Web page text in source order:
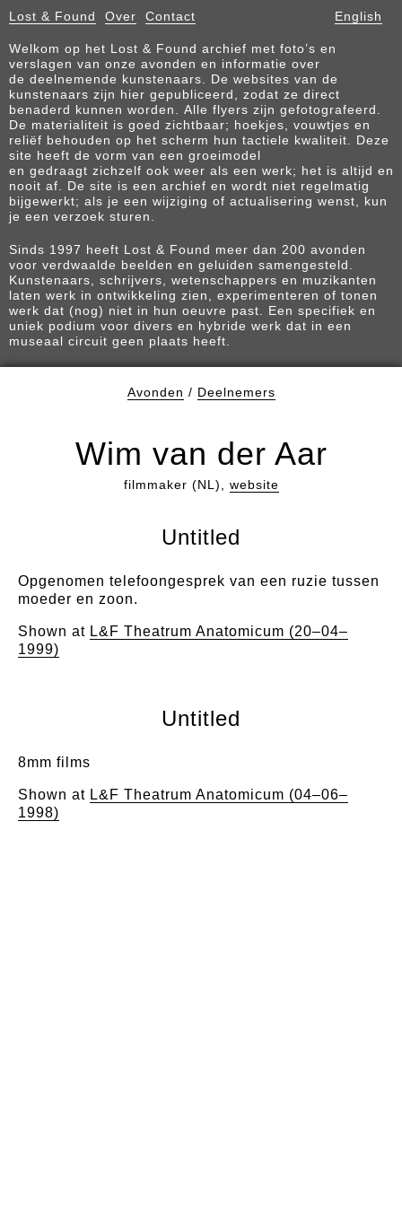
Lost & Found Over Contact English
Welkom op het Lost & Found archief met foto’s en
verslagen van onze avonden en informatie over
de deelnemende kunstenaars. De websites van de
kunstenaars zijn hier gepubliceerd, zodat ze direct
benaderd kunnen worden. Alle flyers zijn gefotografeerd.
De materialiteit is goed zichtbaar; hoekjes, vouwtjes en
reliëf behouden op het scherm hun tactiele kwaliteit. Deze
site heeft de vorm van een groeimodel
en gedraagt zichzelf ook weer als een werk; het is altijd en
nooit af. De site is een archief en wordt niet regelmatig
bijgewerkt; als je een wijziging of actualisering wenst, kun
je een verzoek sturen.
Sinds 1997 heeft Lost & Found meer dan 200 avonden
voor verdwaalde beelden en geluiden samengesteld.
Kunstenaars, schrijvers, wetenschappers en muzikanten
laten werk in ontwikkeling zien, experimenteren of tonen
werk dat (nog) niet in hun oeuvre past. Een specifiek en
uniek podium voor divers en hybride werk dat in een
museaal circuit geen plaats heeft.
Avonden / Deelnemers
Wim van der Aar
filmmaker (NL), website
Untitled
Opgenomen telefoongesprek van een ruzie tussen
moeder en zoon.
Shown at L&F Theatrum Anatomicum (20–04–
1999)
Untitled
8mm films
Shown at L&F Theatrum Anatomicum (04–06–
1998)